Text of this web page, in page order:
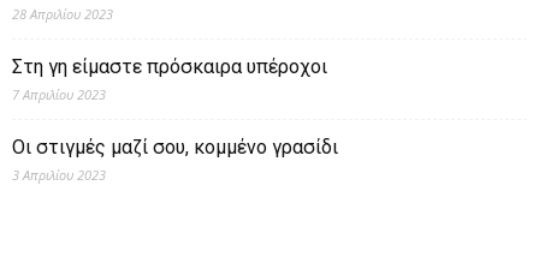
28 Απριλίου 2023
Στη γη είμαστε πρόσκαιρα υπέροχοι
7 Απριλίου 2023
Οι στιγμές μαζί σου, κομμένο γρασίδι
3 Απριλίου 2023